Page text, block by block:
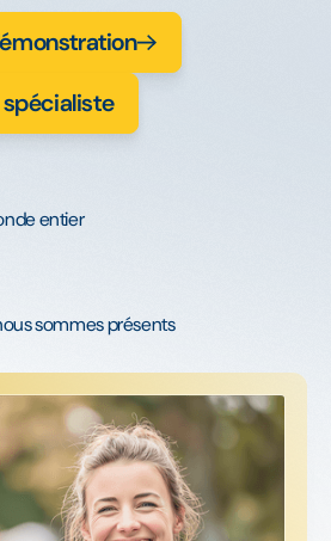
spécialiste
entier
sommes présents